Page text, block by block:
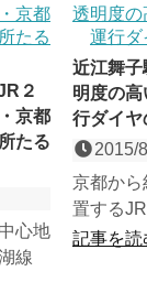
２
京都
たる
心地
線
る新
近江舞
明度の
行ダイヤ
2015/
京都から
置する
直東側を
記事を読